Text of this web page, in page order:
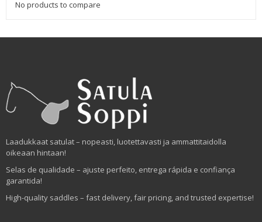
No products to compare
Laadukkaat satulat – nopeasti, luotettavasti ja ammattitaidolla
oikeaan hintaan!
Selas de qualidade – ajuste perfeito, entrega rápida e confiança
garantida!
High-quality saddles – fast delivery, fair pricing, and trusted expertise!